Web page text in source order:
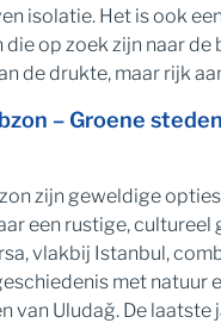
isolatie. Het is ook
op zoek zijn naar de
de drukte, maar rijk
– Groene
zijn geweldige
een rustige,
vlakbij Istanbul,
met natuur
van Uludağ. De laatste